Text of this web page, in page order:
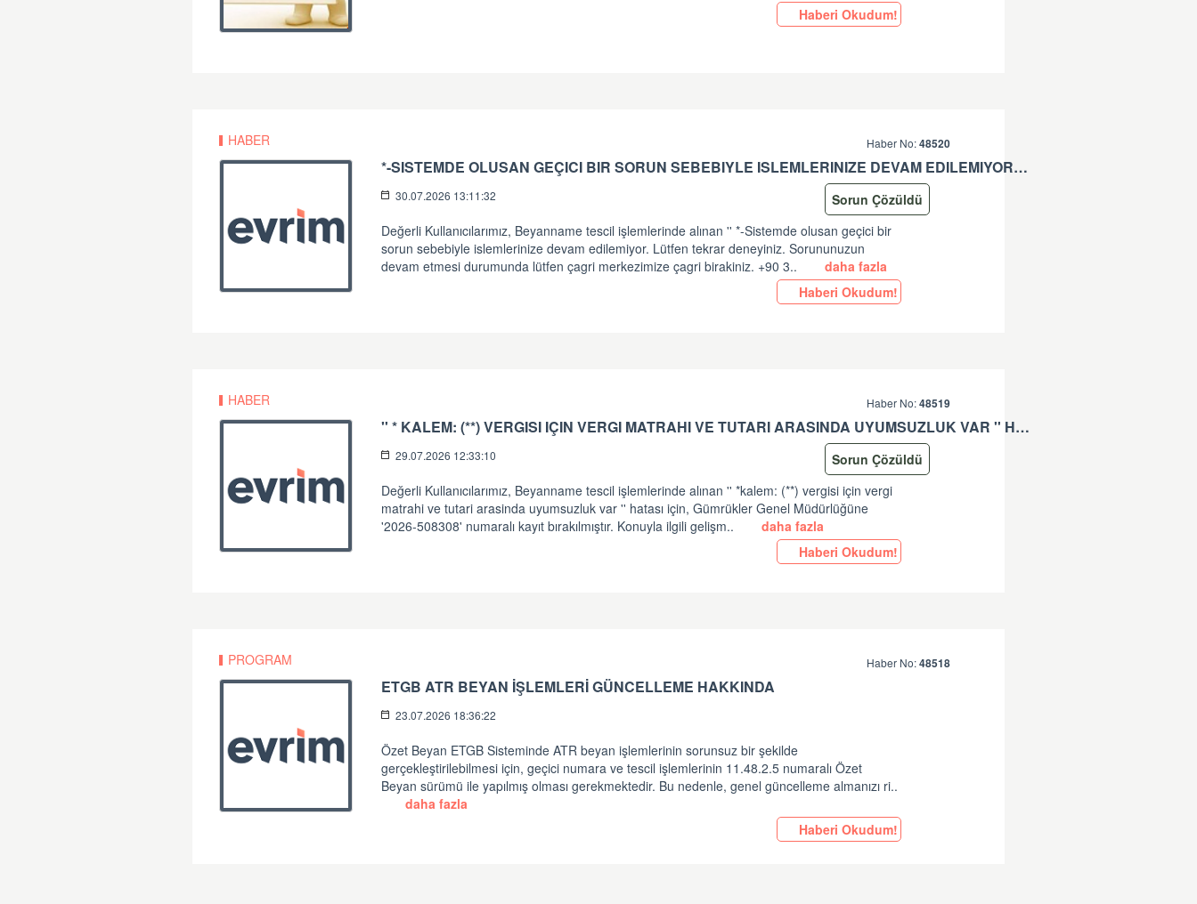
Haberi Okudum!
HABER Haber No:48520
*-SISTEMDE OLUSAN GEÇICI BIR SORUN SEBEBIYLE ISLEMLERINIZE DEVAM EDILEMIYOR. LÜTFEN TEKRAR DENEYINIZ. SORUNUNUZUN DEVAM ETMESI DURUMUNDA LÜTFEN ÇAGRI MERKEZIMIZE ÇAGRI BIRAKINIZ. +90 312 444 84 82 '' HATASI HK
30.07.2026 13:11:32
Sorun Çözüldü
Değerli Kullanıcılarımız, Beyanname tescil işlemlerinde alınan '' *-Sistemde olusan geçici bir
sorun sebebiyle islemlerinize devam edilemiyor. Lütfen tekrar deneyiniz. Sorununuzun
devam etmesi durumunda lütfen çagri merkezimize çagri birakiniz. +90 3..
daha fazla
Haberi Okudum!
HABER Haber No:48519
'' * KALEM: (**) VERGISI IÇIN VERGI MATRAHI VE TUTARI ARASINDA UYUMSUZLUK VAR '' HATASI HK
29.07.2026 12:33:10
Sorun Çözüldü
Değerli Kullanıcılarımız, Beyanname tescil işlemlerinde alınan '' *kalem: (**) vergisi için vergi
matrahi ve tutari arasinda uyumsuzluk var '' hatası için, Gümrükler Genel Müdürlüğüne
'2026-508308' numaralı kayıt bırakılmıştır. Konuyla ilgili gelişm..
daha fazla
Haberi Okudum!
PROGRAM Haber No:48518
ETGB ATR BEYAN İŞLEMLERİ GÜNCELLEME HAKKINDA
23.07.2026 18:36:22
Özet Beyan ETGB Sisteminde ATR beyan işlemlerinin sorunsuz bir şekilde
gerçekleştirilebilmesi için, geçici numara ve tescil işlemlerinin 11.48.2.5 numaralı Özet
Beyan sürümü ile yapılmış olması gerekmektedir. Bu nedenle, genel güncelleme almanızı ri..
daha fazla
Haberi Okudum!